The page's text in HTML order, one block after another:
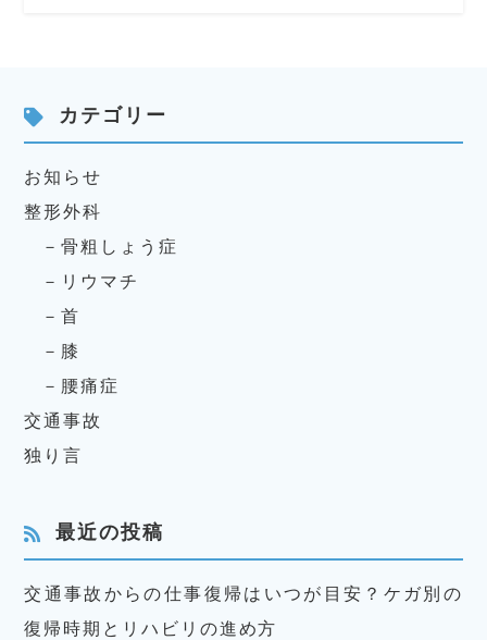
カテゴリー
お知らせ
整形外科
骨粗しょう症
リウマチ
首
膝
腰痛症
交通事故
独り言
最近の投稿
交通事故からの仕事復帰はいつが目安？ケガ別の
復帰時期とリハビリの進め方